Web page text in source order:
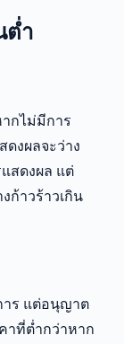
ต่ำ
กไม่มีการ
ดงผลจะว่าง
สดงผล แต่
ก้าวร้าวเกิน
ร แต่อนุญาต
าที่ต่ำกว่าหาก